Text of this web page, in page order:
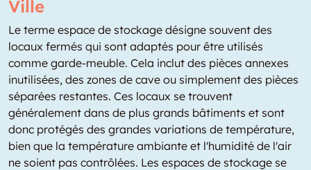
Ville
Le terme espace de stockage désigne souvent des
locaux fermés qui sont adaptés pour être utilisés
comme garde-meuble. Cela inclut des pièces annexes
inutilisées, des zones de cave ou simplement des pièces
séparées restantes. Ces locaux se trouvent
généralement dans de plus grands bâtiments et sont
donc protégés des grandes variations de température,
bien que la température ambiante et l'humidité de l'air
ne soient pas contrôlées. Les espaces de stockage se